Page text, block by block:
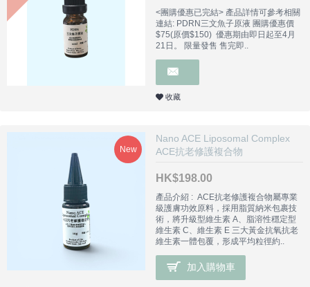
<團購優惠已完結> 產品詳情可參考相關
連結: PDRN三文魚子原液 團購優惠價
$75(原價$150) 優惠期由即日起至4月
21日。 限量發售 售完即..
收藏
New
Nano ACE Liposomal Complex
ACE抗老修護複合物
HK$198.00
產品介紹 : ACE抗老修護複合物屬專業
級護膚功效原料，採用脂質納米包裹技
術，將升級型維生素 A、脂溶性穩定型
維生素 C、維生素 E 三大黃金抗氧抗老
維生素一體包覆，形成平均粒徑約..
加入購物車